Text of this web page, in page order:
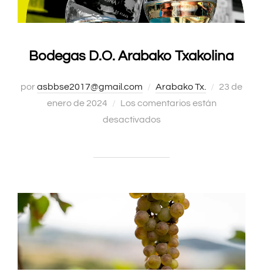
Bodegas D.O. Arabako Txakolina
porasbbse2017@gmail.com Arabako Tx.
Publicado
23 de
enero de 2024
Los comentarios están
desactivados